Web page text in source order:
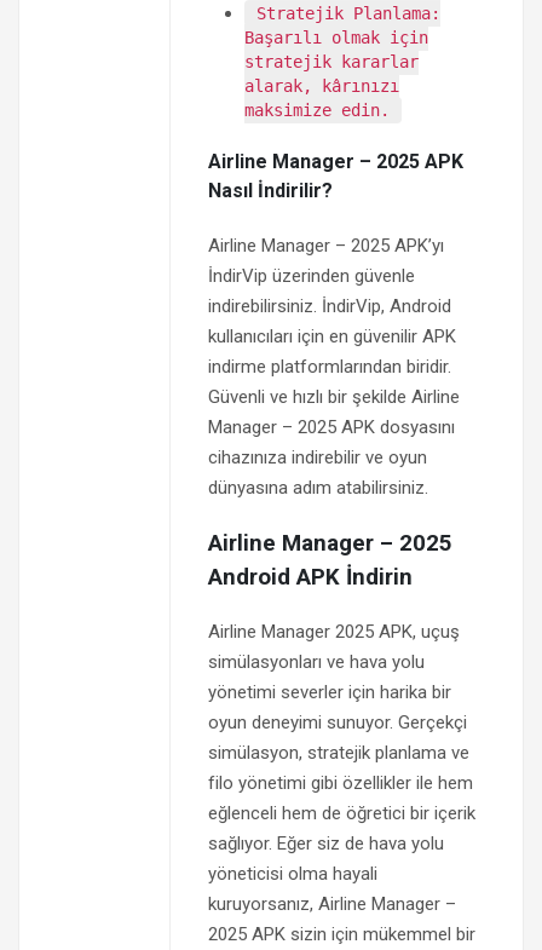
Stratejik Planlama:
Başarılı olmak için
stratejik kararlar
alarak, kârınızı
maksimize edin.
Airline Manager – 2025 APK
Nasıl İndirilir?
Airline Manager – 2025 APK’yı
İndirVip üzerinden güvenle
indirebilirsiniz. İndirVip, Android
kullanıcıları için en güvenilir APK
indirme platformlarından biridir.
Güvenli ve hızlı bir şekilde Airline
Manager – 2025 APK dosyasını
cihazınıza indirebilir ve oyun
dünyasına adım atabilirsiniz.
Airline Manager – 2025
Android APK İndirin
Airline Manager 2025 APK, uçuş
simülasyonları ve hava yolu
yönetimi severler için harika bir
oyun deneyimi sunuyor. Gerçekçi
simülasyon, stratejik planlama ve
filo yönetimi gibi özellikler ile hem
eğlenceli hem de öğretici bir içerik
sağlıyor. Eğer siz de hava yolu
yöneticisi olma hayali
kuruyorsanız, Airline Manager –
2025 APK sizin için mükemmel bir